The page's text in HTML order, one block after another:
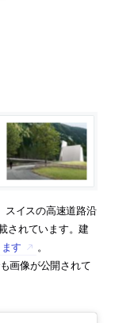
スイスの高速道路沿
されています。建
す
。
画像が公開されて